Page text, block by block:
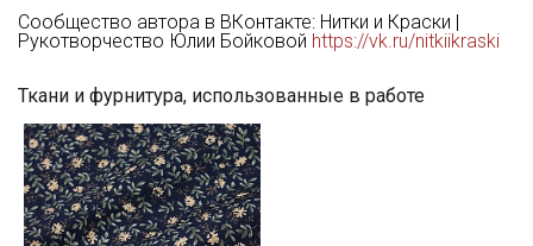
Сообщество автора в ВКонтакте: Нитки и Краски |
Рукотворчество Юлии Бойковой https://vk.ru/nitkiikraski
Ткани и фурнитура, использованные в работе